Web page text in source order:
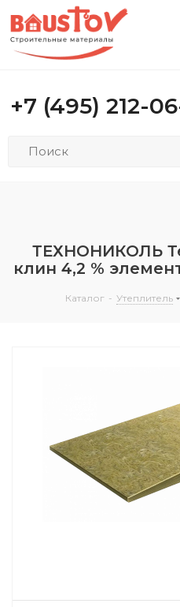
+7 (495) 212-
ТЕХНОНИКОЛЬ
клин 4,2 %
Каталог - Утеплитель